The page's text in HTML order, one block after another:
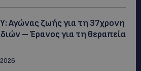
Αγώνας ζωής για τη 37χρονη
– Έρανος για τη θεραπεία